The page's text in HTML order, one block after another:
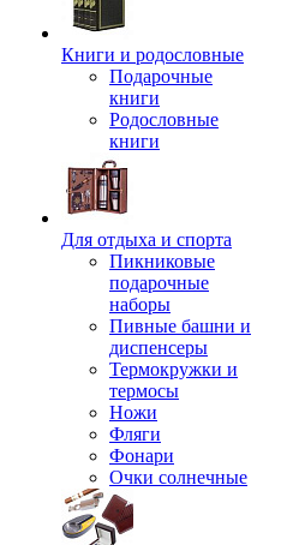
Книги и родословные
Подарочные
книги
Родословные
книги
Для отдыха и спорта
Пикниковые
подарочные
наборы
Пивные башни и
диспенсеры
Термокружки и
термосы
Ножи
Фляги
Фонари
Очки солнечные